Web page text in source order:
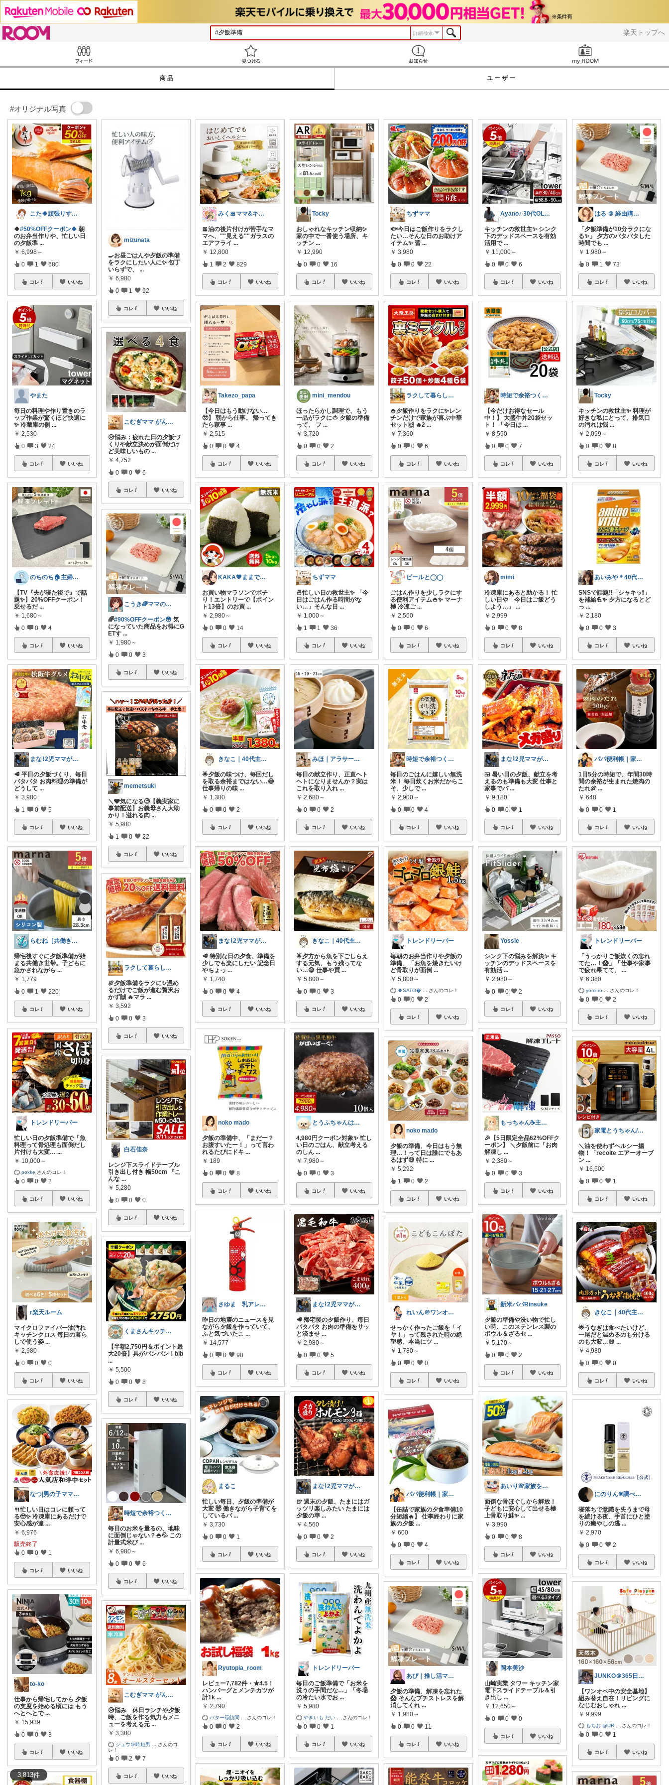
楽天トップへ
詳細検索
商品 ユーザー
#オリジナル写真
3,813件
こた🍀頑張りすぎない主婦
🍀#50%OFFクーポン🍀 朝
のお弁当作りや、忙しい日
の夕飯準 ...
￥ 6,998～
0 1 680
コレ いいね
やまた
毎日の料理や作り置きのラ
ップ作業が驚くほど快適に
✨ 冷蔵庫の側 ...
￥ 2,530
0 3 24
コレ いいね
のちのち🏠主婦のお買い物room
【TV『夫が寝た後で』で話
題✨】20%OFFクーポン！
乗せるだ ...
￥ 1,680～
0 0 4
コレ いいね
まな⌇2児ママが目指すゆとりある暮らし
🥩 平日の夕飯づくり、毎日
バタバタ お肉料理の準備が
どうして ...
￥ 3,980
1 0 5
コレ いいね
らむね［共働き時短家電ナビ］
帰宅後すぐに夕飯準備が始
まる共働き世帯。子どもに
急かされながら ...
￥ 1,779
0 1 220
コレ いいね
トレンドリーバー
忙しい日の夕飯準備で「魚
料理って骨処理も面倒だし
片付けも大変… ...
￥ 10,000～
pokke さんのコレ！
0 0 2
コレ いいね
r楽天ルーム
マイクロファイバー油汚れ
キッチンクロス 毎日の暮ら
しで使う姿 ...
￥ 2,980
0 0 0
コレ いいね
なつ|男の子ママ👩🏻
🍴忙しい日はコレに頼って
る🥹✨ 冷凍庫にあるだけで
安心感が違 ...
￥ 6,976
販売終了
0 0 1
コレ いいね
to-ko
仕事から帰宅してから 夕飯
の支度を始める頃には もう
へとへとで ...
￥ 15,939
0 0 3
コレ いいね
mizunata
🍳お昼ごはんや夕飯の準備
をラクにしたい人に✨ 包丁
いらずで、
...
￥ 6,980
0 1 92
コレ いいね
こむぎママ がんばりすぎるママを救う
😥悩み：疲れた日の夕飯づ
くりや献立決めが面倒だけ
ど美味しいもの ...
￥ 4,752
0 0 6
コレ いいね
こうき🌈ママの着痩せ服&快適な暮らし
🌈#90%OFFクーポン😳 気
になっていた商品をお得にG
ETす ...
￥ 1,980～
0 0 3
コレ いいね
memetsuki
＼🩶気になる🧐【義実家に
事前配送】お義母さん大助
かり！溢れる肉 ...
￥ 5,980
1 0 22
コレ いいね
ラクして暮らしたい部
🍖夕飯準備をラクに✨温め
るだけでご飯が進む贅沢お
かず🙌 🔥マラ ...
￥ 3,592
0 0 3
コレ いいね
白石佳奈
レンジ下スライドテーブル
引き出し付き 幅50cm 『こ
んな ...
￥ 5,280
0 0 0
コレ いいね
くまさんキッチン🐻|食とケア
​【半額2,750円＆ポイント最
大20倍】具がパンパン！bib
...
￥ 5,500
0 0 8
コレ いいね
時短で余裕つくる主婦🍀キッチン
毎日のお米を量るの、地味
に面倒じゃない？🍚💦 この
計量式米び ...
￥ 6,980～
0 0 6
コレ いいね
こむぎママ がんばりすぎるママを救う
😥悩み 休日ランチや夕飯
時、ご飯を作る気力もメニ
ューを考える元 ...
￥ 3,380
シュウ＠時短男
さんのコ
レ！
0 2 7
コレ いいね
みく🎀ママ&キッズグッズ🎁
🎀油の後片付けが苦手なマ
マへ、""見える""ガラスの
エアフライ ...
￥ 12,800
1 2 829
コレ いいね
Takezo_papa
【今日はもう動けない…
🥹】 朝から仕事。 帰ってき
たら家事 ...
￥ 2,515
0 0 4
コレ いいね
KAKA💖ままでもキレイでいたい
お買い物マラソンでポチ
り！エントリーで【ポイン
ト13倍】のお買 ...
￥ 2,980～
0 0 14
コレ いいね
きなこ｜40代主婦の暮らしラクメモ
🌟夕飯の味つけ、毎回だし
を取る余裕まではない…😅
仕事帰りの味 ...
￥ 1,380
0 0 2
コレ いいね
まな⌇2児ママが目指すゆとりある暮らし
🥩 特別な日の夕食、準備を
少しでも楽にしたい 記念日
やちょっ ...
￥ 1,740
0 0 4
コレ いいね
noko mado
夕飯の準備中、「まだー？
お腹すいたー！」って言わ
れるたびにドキ ...
￥ 189
0 0 8
コレ いいね
さゆま 乳アレっ子ママ｜知育×子育てグッ
昨日の地震のニュースを見
ながら夕飯を作っていて、
ふと気づいたこ ...
￥ 14,577
0 0 90
コレ いいね
まるこ
忙しい毎日、夕飯の準備が
大変 🤯 働きながら子育てを
しているパ ...
￥ 3,730
0 0 1
コレ いいね
Ryutopia_room
レビュー7,782件・★4.5！
ハンバーグとメンチカツが
計1k ...
￥ 2,790
バター🐱訪問 さんのコレ！
0 0 2
コレ いいね
Tocky
おしゃれなキッチン収納✨
家の中で一番使う場所、キ
ッチン ...
￥ 12,990
0 0 16
コレ いいね
mini_mendou
ほったらかし調理で、もう
一品がラクに🍅 夕飯の準備
って、 フ ...
￥ 3,720
0 0 2
コレ いいね
ちずママ
🍜忙しい日の救世主✨ 「今
日はごはん作る時間がな
い…」そんな日 ...
￥ 1,000～
1 1 36
コレ いいね
みほ｜アラサー主婦｜共働き｜2児育児中
毎日の献立作り、正直ヘト
ヘトになりませんか？実は
これを取り入れ ...
￥ 2,680～
0 0 2
コレ いいね
きなこ｜40代主婦の暮らしラクメモ
🌟夕方から魚を下ごしらえ
する元気、もう残ってな
い…😅 仕事や買 ...
￥ 5,800～
0 0 3
コレ いいね
とうふちゃんはペキニーズ
4,980円クーポン対象✨ 忙し
い日のごはん、献立考える
のしん ...
￥ 7,980～
0 0 3
コレ いいね
まな⌇2児ママが目指すゆとりある暮らし
🥩 帰宅後の夕飯作り、毎日
バタバタ お肉の準備をサッ
と済ませ ...
￥ 2,980～
0 0 5
コレ いいね
まな⌇2児ママが目指すゆとりある暮らし
🍺 週末の夕飯、たまにはガ
ッツリ楽しみたい たまには
夕飯の準 ...
￥ 4,560
0 0 2
コレ いいね
トレンドリーバー
毎日のご飯準備で「お米を
洗うの手間だな…」「冬場
の冷たい水でお ...
￥ 5,980
やきいも だい さんのコレ！
0 0 1
コレ いいね
ちずママ
🐟今日はご飯作りをラクし
たい…そんな日のお助けア
イテム✨ 習 ...
￥ 3,980
0 0 22
コレ いいね
ラクして暮らしたい部
🍚夕飯作りをラクに✨レン
チンだけで家族が喜ぶ中華
セット🙌 🔥2 ...
￥ 7,360
0 0 6
コレ いいね
ビールと◯◯
ごはん作りを少しラクにす
る便利アイテム🍚✨ マーナ
極 冷凍ご ...
￥ 2,560
0 0 6
コレ いいね
時短で余裕つくる主婦🍀キッチン
毎日のごはんに嬉しい無洗
米！ 毎日炊くお米だからこ
そ、少しで ...
￥ 2,900～
0 0 4
コレ いいね
トレンドリーバー
毎朝のお弁当作りや夕飯の
準備、「お魚を焼きたいけ
ど骨取りが面倒 ...
￥ 5,800～
🍀SATO さんのコレ！
0 0 2
コレ いいね
noko mado
夕飯の準備、今日はもう無
理…！って日は誰にでもあ
るはず😅 特に ...
￥ 5,292
1 0 2
コレ いいね
れいん＠ワンオペ育児の救世主グッズ
せっかく作ったご飯を「イ
ヤ！」って残された時の絶
望感、本当にツ ...
￥ 1,780～
0 0 0
コレ いいね
パパ便利帳｜家族のお買い物日記
【缶詰で家族の夕食準備10
分短縮🔥】 仕事終わりに家
族の夕飯 ...
￥ 600
0 0 4
コレ いいね
あぴ｜推し活ママの暮らしメモ
夕飯の準備、解凍を忘れた
😱 そんなプチストレスを解
消してくれ ...
￥ 1,980～
0 0 11
コレ いいね
Ayano♪ 30代OLファッション
キッチンの救世主✨ シンク
下のデッドスペースを有効
活用で ...
￥ 11,000～
0 0 6
コレ いいね
時短で余裕つくる主婦🍀キッチン
【今だけお得なセール
中！】 大盛牛丼20袋セッ
ト！ 「今日は ...
￥ 8,590
0 0 7
コレ いいね
mimi
冷凍庫にあると助かる！ 忙
しい日や「今日はご飯どう
しよう…」
...
￥ 2,999
0 0 8
コレ いいね
まな⌇2児ママが目指すゆとりある暮らし
🍱 暑い日の夕飯、献立を考
えるのも準備も大変 仕事と
家事でバ ...
￥ 9,180
0 0 1
コレ いいね
Yossie
シンク下の悩みを解決✨ キ
ッチンのデッドスペースを
有効活 ...
￥ 2,980～
0 0 2
コレ いいね
もっちゃん☕主婦の癒しとご褒美ROOM
🎉【5日限定全品62%OFFク
ーポン】 ＼夕飯前に「お肉
解凍し ...
￥ 2,380～
0 0 3
コレ いいね
新米パパRinsuke
夕飯の準備や洗い物で忙し
い時、このステンレス製の
ボウル＆ざるセ ...
￥ 5,170～
0 0 2
コレ いいね
あいり🌸家族を守るワーママ
面倒な骨ほぐしから解放！
子どもに安心して出せる極
上骨取り鮭✨...
￥ 3,990
0 0 8
コレ いいね
岡本美沙
山崎実業 タワー キッチン家
電下スライドテーブル＆引
き出し...
￥ 12,650～
0 0 0
コレ いいね
はる ＠ 経由購入感謝です✨
「夕飯準備が10分ラクにな
る✨」 夕方のバタバタした
時間でも ...
￥ 1,980～
0 1 73
コレ いいね
Tocky
キッチンの救世主✨ 料理が
好きな私にとって、排気口
の汚れは悩 ...
￥ 2,099～
0 0 8
コレ いいね
あいみや＊40代🌷くらしを楽しむ
SNSで話題‼️「シャキッ❗️」
を補給💪✨ 夕方になるとど
っ ...
￥ 2,180
0 0 3
コレ いいね
パパ便利帳｜家族のお買い物日記
1日5分の時短で、年間30時
間の余裕が生まれた焼肉の
たれ🍖...
￥ 648
0 0 1
コレ いいね
トレンドリーバー
「うっかりご飯炊くの忘れ
てた…！😱」「仕事や家事
で疲れ果てて、
...
￥ 6,380
yomi ro さんのコレ！
0 0 2
コレ いいね
家電とうちゃん/2児のパパ✨️購入感謝！
​＼油を使わずヘルシー揚
物！「recolte エアーオーブ
ン...
￥ 16,500
0 0 1
コレ いいね
きなこ｜40代主婦の暮らしラクメモ
🌟うなぎは食べたいけど、
一尾だと温めるのも分ける
のも大変…😅...
￥ 4,980
0 0 0
コレ いいね
にのりん❋調べて納得して選ぶ４０代の生活
寝落ちで意識を失うまで母
を続ける夜、手首にひと塗
りの癒やしの逃 ...
￥ 2,970
0 0 2
コレ いいね
JUNKO＠365日ワンオペママ
【ワンオペ中の安全基地】
組み替え自在！リビングに
なじむおしゃれ ...
￥ 9,999
もちお @UR さんのコレ！
0 0 1
コレ いいね